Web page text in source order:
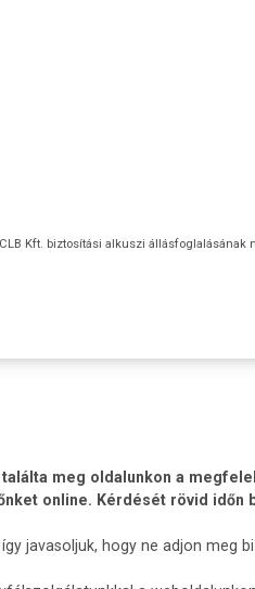
Kft. biztosítási alkuszi állásfoglalásának
meg oldalunkon a
online. Kérdését rövid időn
javasoljuk, hogy ne adjon meg